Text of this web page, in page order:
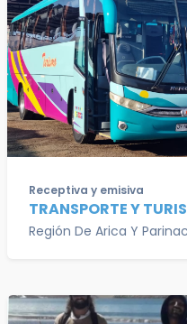
Receptiva y emisiva
TRANSPORTE Y
Región De Arica Y